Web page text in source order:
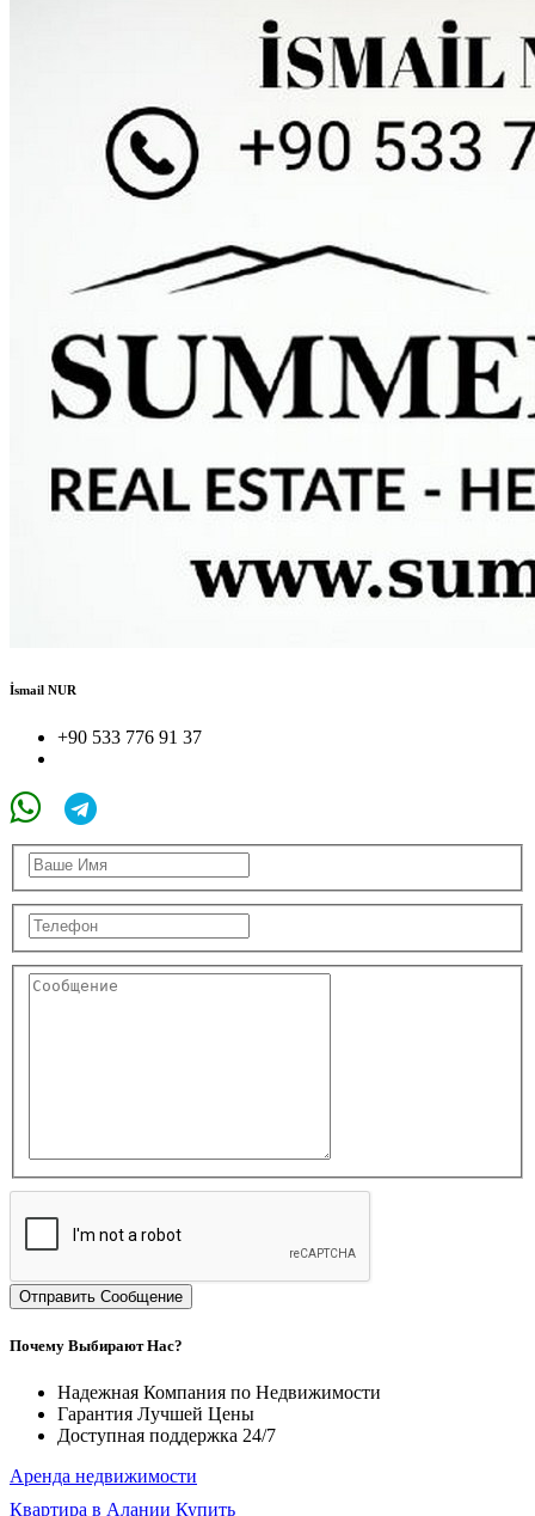
İsmail NUR
+90 533 776 91 37
Отправить Сообщение
Почему Выбирают Нас?
Надежная Компания по Недвижимости
Гарантия Лучшей Цены
Доступная поддержка 24/7
Аренда недвижимости
Квартира в Алании Купить